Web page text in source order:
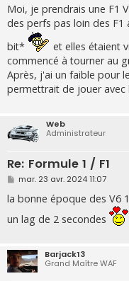
s
s
a
e
Moi, je prendrais une F1
des perfs pas loin des F1
bit*
et elles étaient
commencé à tourner au
Après, j'ai un faible pour
permettrait de jouer avec
Web
Administrateur
Re: Formule 1 / F1
M
s
s
a
g
mar. 23 avr. 2024 11:07
la bonne époque des V6
un lag de 2 secondes
Barjack13
Grand Maître WAF